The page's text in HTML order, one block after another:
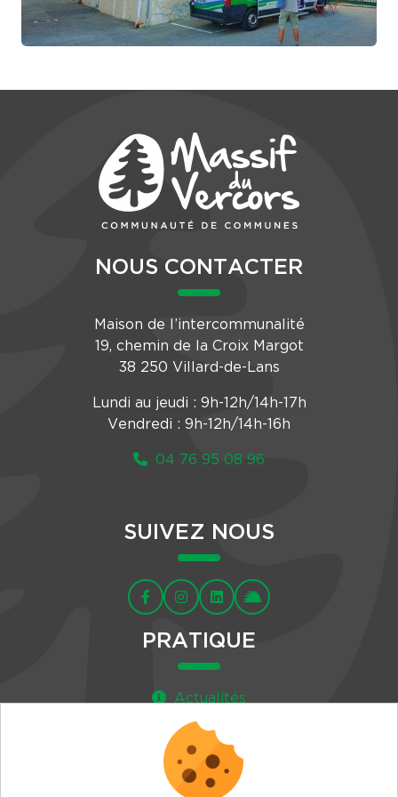
NOUS CONTACTER
Maison de l’intercommunalité
19, chemin de la Croix Margot
38 250 Villard-de-Lans
Lundi au jeudi : 9h-12h/14h-17h
Vendredi : 9h-12h/14h-16h
04 76 95 08 96
SUIVEZ NOUS
PRATIQUE
Actualités
Agenda
Newsletter